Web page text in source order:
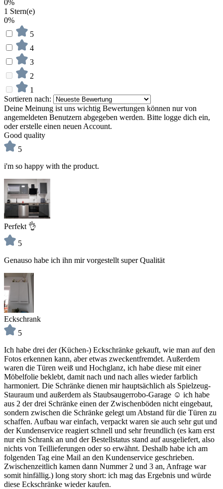
0%
1 Stern(e)
0%
5
4
3
2
1
Sortieren nach:
Deine Meinung ist uns wichtig Bewertungen können nur von
angemeldeten Benutzern abgegeben werden. Bitte logge dich ein,
oder erstelle einen neuen Account.
Good quality
5
i'm so happy with the product.
Perfekt 👌
5
Genauso habe ich ihn mir vorgestellt super Qualität
Eckschrank
5
Ich habe drei der (Küchen-) Eckschränke gekauft, wie man auf den
Fotos erkennen kann, aber etwas zweckentfremdet. Außerdem
waren die Türen weiß und Hochglanz, ich habe diese mit einer
Möbelfolie beklebt, damit nach und nach alles wieder farblich
harmoniert. Die Schränke dienen mir hauptsächlich als Spielzeug-
Stauraum und außerdem als Staubsaugerrobo-Garage ☺️ ich habe
aus 2 der drei Schränke einen der Zwischenböden nicht eingebaut,
sondern zwischen die Schränke gelegt um Abstand für die Türen zu
schaffen. Aufbau war einfach, verpackt waren sie auch sehr gut und
der Kundenservice reagiert schnell und sehr freundlich (es kam erst
nur ein Schrank an und der Bestellstatus stand auf ausgeliefert, also
nichts von Teillieferungen oder so erwähnt. Deshalb habe ich am
folgenden Tag eine Mail an den Kundenservice geschrieben.
Zwischenzeitlich kamen dann Nummer 2 und 3 an, Anfrage war
somit hinfällig.) long story short: ich mag das Ergebnis und würde
diese Eckschränke wieder kaufen.